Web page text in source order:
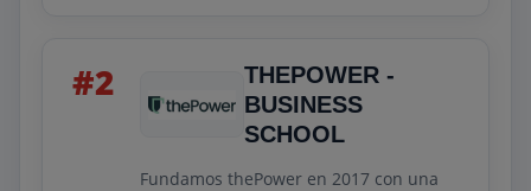
Si buscas dar el siguiente paso en tu
carrera, ESIC es una apuesta segura para
alcanzar tus objetivos.
#2
THEPOWER -
BUSINESS
SCHOOL
Fundamos thePower en 2017 con una